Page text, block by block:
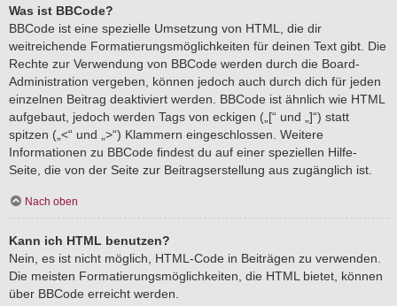
Was ist BBCode?
BBCode ist eine spezielle Umsetzung von HTML, die dir
weitreichende Formatierungsmöglichkeiten für deinen Text gibt. Die
Rechte zur Verwendung von BBCode werden durch die Board-
Administration vergeben, können jedoch auch durch dich für jeden
einzelnen Beitrag deaktiviert werden. BBCode ist ähnlich wie HTML
aufgebaut, jedoch werden Tags von eckigen („[“ und „]“) statt
spitzen („<“ und „>“) Klammern eingeschlossen. Weitere
Informationen zu BBCode findest du auf einer speziellen Hilfe-
Seite, die von der Seite zur Beitragserstellung aus zugänglich ist.
Nach oben
Kann ich HTML benutzen?
Nein, es ist nicht möglich, HTML-Code in Beiträgen zu verwenden.
Die meisten Formatierungsmöglichkeiten, die HTML bietet, können
über BBCode erreicht werden.